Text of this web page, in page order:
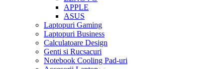
APPLE
ASUS
Laptopuri Gaming
Laptopuri Business
Calculatoare Design
Genti si Rucsacuri
Notebook Cooling Pad-uri